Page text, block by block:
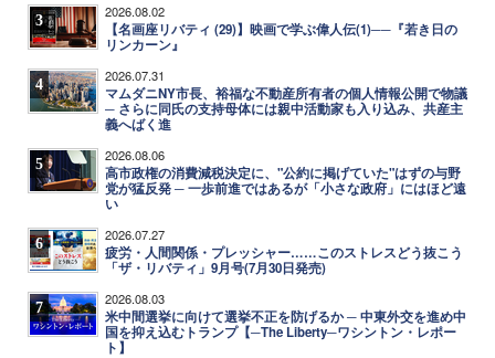
3 2026.08.02
【名画座リバティ (29)】映画で学ぶ偉人伝(1)──『若き日の
リンカーン』
4 2026.07.31
マムダニNY市長、裕福な不動産所有者の個人情報公開で物議
─ さらに同氏の支持母体には親中活動家も入り込み、共産主
義へばく進
5 2026.08.06
高市政権の消費減税決定に、"公約に掲げていた"はずの与野
党が猛反発 ─ 一歩前進ではあるが「小さな政府」にはほど遠
い
6 2026.07.27
疲労・人間関係・プレッシャー……このストレスどう抜こう
「ザ・リバティ」9月号(7月30日発売)
7 2026.08.03
米中間選挙に向けて選挙不正を防げるか ─ 中東外交を進め中
国を抑え込むトランプ【─The Liberty─ワシントン・レポー
ト】